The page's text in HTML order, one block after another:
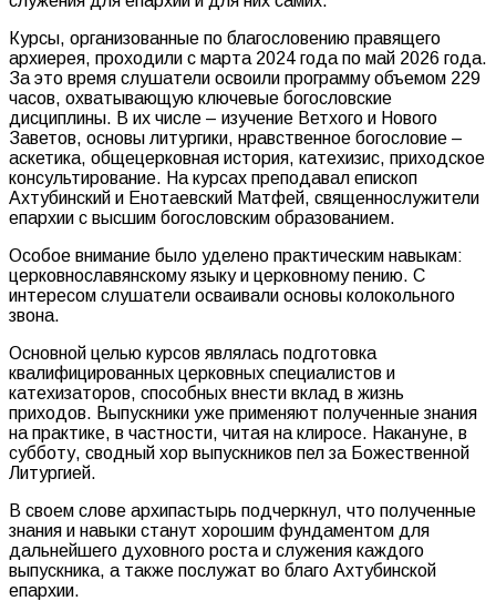
Курсы, организованные по благословению правящего
архиерея, проходили с марта 2024 года по май 2026 года.
За это время слушатели освоили программу объемом 229
часов, охватывающую ключевые богословские
дисциплины. В их числе – изучение Ветхого и Нового
Заветов, основы литургики, нравственное богословие –
аскетика, общецерковная история, катехизис, приходское
консультирование. На курсах преподавал епископ
Ахтубинский и Енотаевский Матфей, священнослужители
епархии с высшим богословским образованием.
Особое внимание было уделено практическим навыкам:
церковнославянскому языку и церковному пению. С
интересом слушатели осваивали основы колокольного
звона.
Основной целью курсов являлась подготовка
квалифицированных церковных специалистов и
катехизаторов, способных внести вклад в жизнь
приходов. Выпускники уже применяют полученные знания
на практике, в частности, читая на клиросе. Накануне, в
субботу, сводный хор выпускников пел за Божественной
Литургией.
В своем слове архипастырь подчеркнул, что полученные
знания и навыки станут хорошим фундаментом для
дальнейшего духовного роста и служения каждого
выпускника, а также послужат во благо Ахтубинской
епархии.